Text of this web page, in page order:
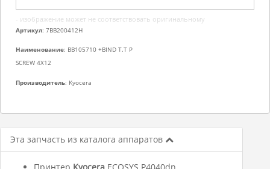
- изображение может не соответствовать оригинальному
Артикул: 7BB200412H
Наименование: BB105710 +BIND T.T P
SCREW 4X12
Производитель: Kyocera
Эта запчасть из каталога аппаратов